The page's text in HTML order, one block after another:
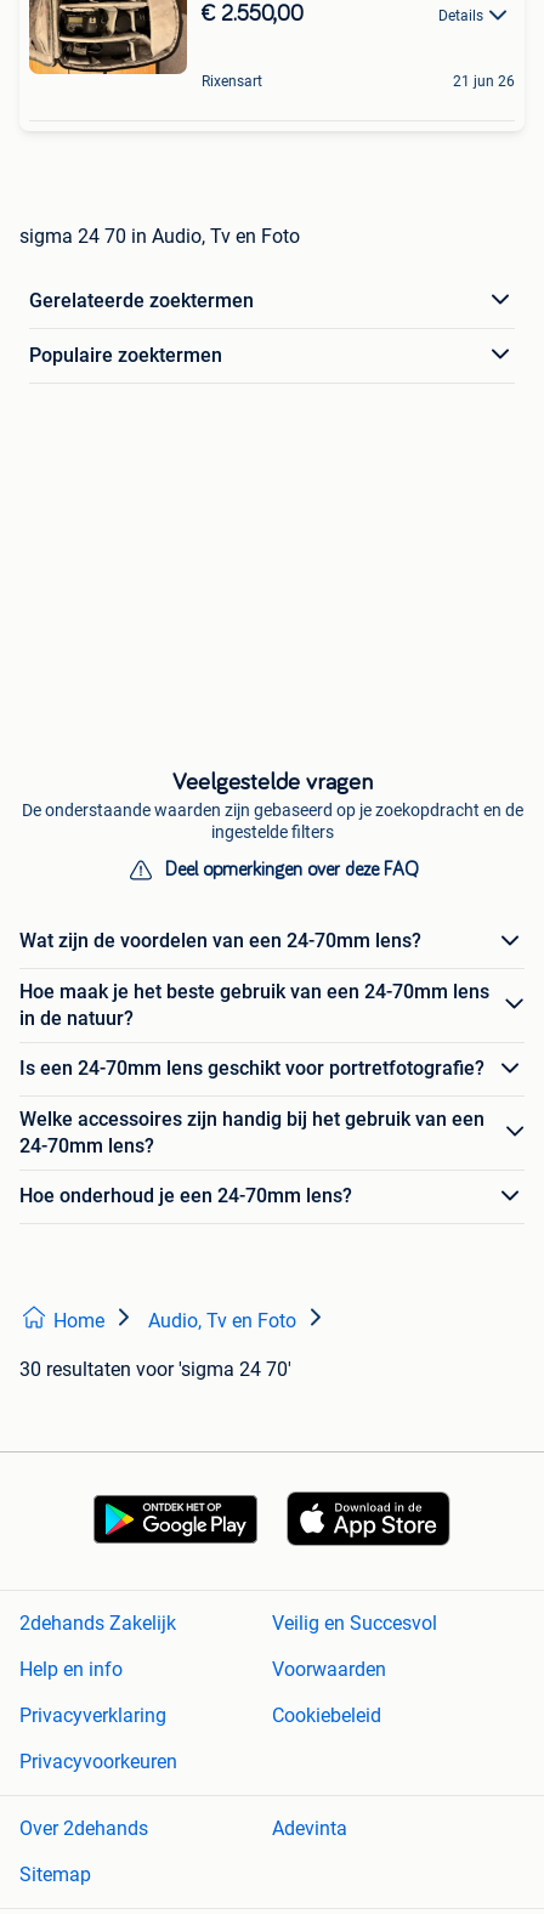
€ 2.550,00 Details
Rixensart 21 jun 26
sigma 24 70 in Audio, Tv en Foto
Gerelateerde zoektermen
Populaire zoektermen
Veelgestelde vragen
De onderstaande waarden zijn gebaseerd op je zoekopdracht en de
ingestelde filters
Deel opmerkingen over deze FAQ
Wat zijn de voordelen van een 24-70mm lens?
Hoe maak je het beste gebruik van een 24-70mm lens
in de natuur?
Is een 24-70mm lens geschikt voor portretfotografie?
Welke accessoires zijn handig bij het gebruik van een
24-70mm lens?
Hoe onderhoud je een 24-70mm lens?
Home Audio, Tv en Foto
30 resultaten voor 'sigma 24 70'
2dehands Zakelijk
Veilig en Succesvol
Help en info
Voorwaarden
Privacyverklaring
Cookiebeleid
Privacyvoorkeuren
Over 2dehands
Adevinta
Sitemap